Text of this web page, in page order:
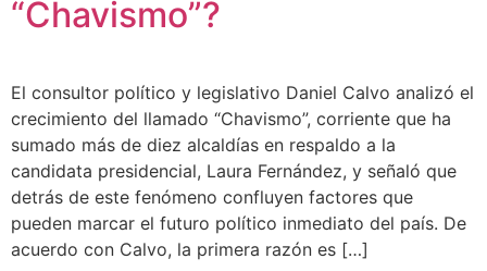
“Chavismo”?
El consultor político y legislativo Daniel Calvo analizó el
crecimiento del llamado “Chavismo”, corriente que ha
sumado más de diez alcaldías en respaldo a la
candidata presidencial, Laura Fernández, y señaló que
detrás de este fenómeno confluyen factores que
pueden marcar el futuro político inmediato del país. De
acuerdo con Calvo, la primera razón es […]